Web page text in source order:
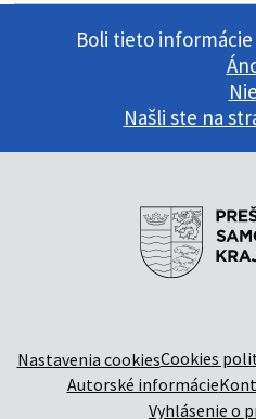
Boli tieto
Nie
Našli ste na
Nastavenia cookiesCookies
Autorské informácie
Vyhlásenie o